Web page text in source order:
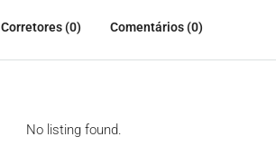
Corretores (0) Comentários (0)
No listing found.